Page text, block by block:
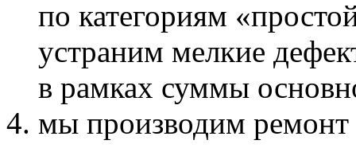
по категориям
устраним мелкие
в рамках суммы
мы производим ремонт